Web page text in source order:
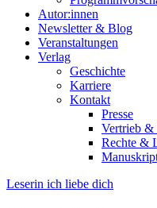
Autor:innen
Newsletter & Blog
Veranstaltungen
Verlag
Geschichte
Karriere
Kontakt
Presse
Vertrieb &
Rechte &
Leserin ich liebe dich